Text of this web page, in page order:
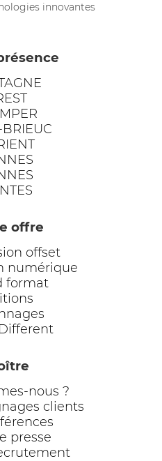
innovantes
BRIEUC
offre
offset
numérique
format
nous ?
clients
presse